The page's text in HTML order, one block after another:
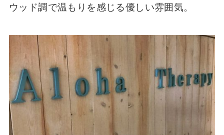
ウッド調で温もりを感じる優しい雰囲気。